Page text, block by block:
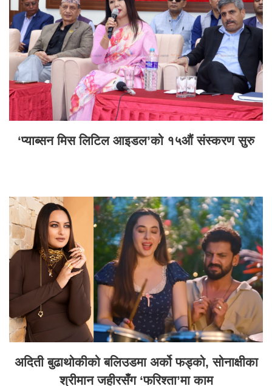
‘प्याब्सन मिस लिटिल आइडल’को १५औं संस्करण सुरु
अदिती बुढाथोकीको बलिउडमा अर्को फड्को, सोनाक्षीका
श्रीमान जहीरसँग ‘फरिश्ता’मा काम